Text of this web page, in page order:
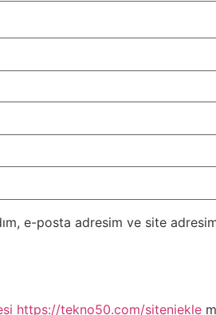
e-posta adresim ve site
https://tekno50.com/siteniekle